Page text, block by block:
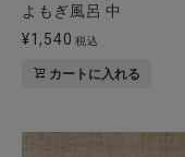
よもぎ風呂 中
¥1,540 税込
カートに入れる